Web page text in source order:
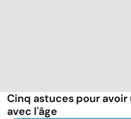
Cinq astuces pour
avec l'âge